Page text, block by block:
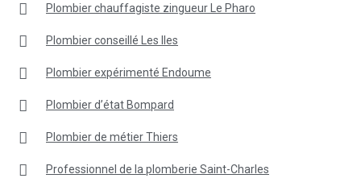
Plombier chauffagiste zingueur Le Pharo
Plombier conseillé Les Iles
Plombier expérimenté Endoume
Plombier d’état Bompard
Plombier de métier Thiers
Professionnel de la plomberie Saint-Charles